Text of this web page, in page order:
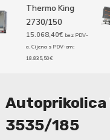
Thermo King
2730/150
15.068,40€ bez PDV-
a. Cijena s PDV-om:
18.835,50€
Autoprikolica
3535/185